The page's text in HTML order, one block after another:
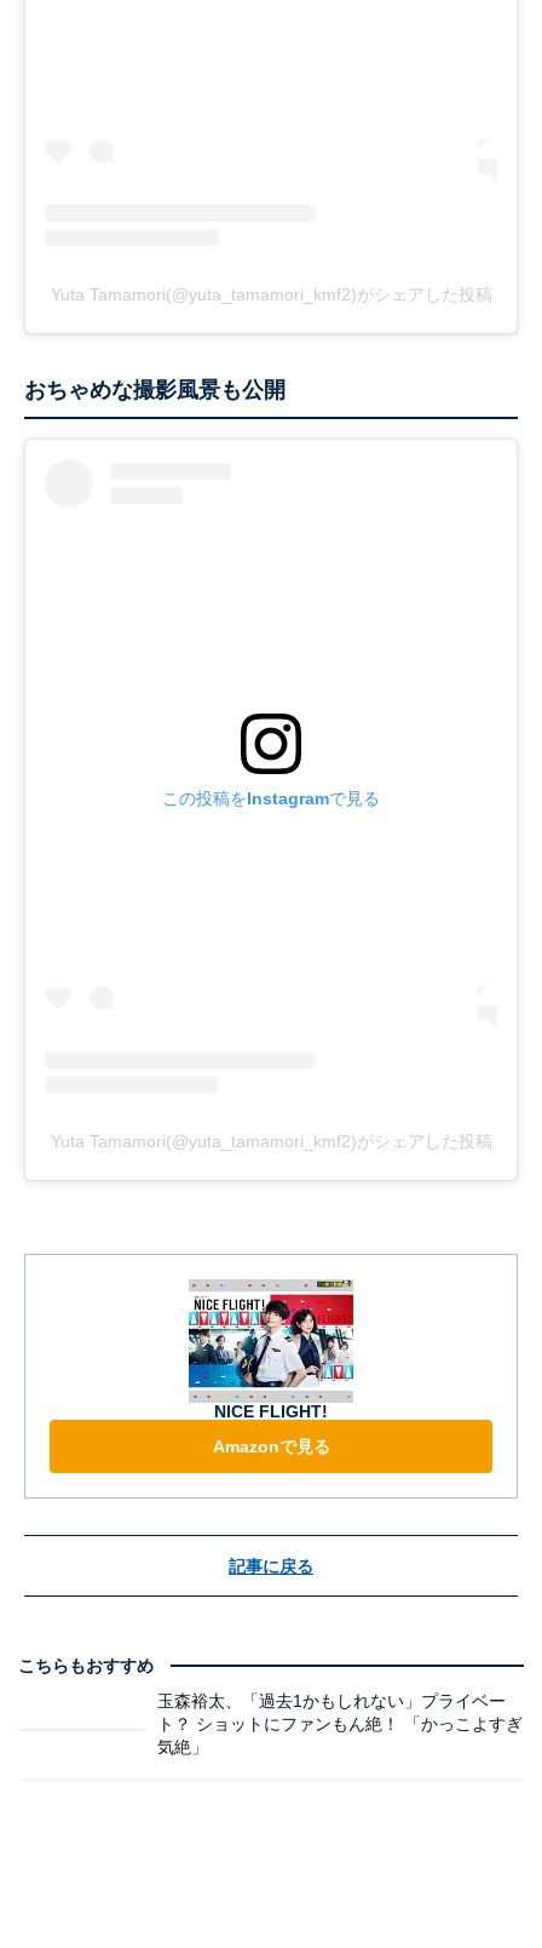
Yuta Tamamori(@yuta_tamamori_kmf2)がシェアした投稿
おちゃめな撮影風景も公開
この投稿をInstagramで見る
Yuta Tamamori(@yuta_tamamori_kmf2)がシェアした投稿
NICE FLIGHT!
Amazonで見る
記事に戻る
こちらもおすすめ
玉森裕太、「過去1かもしれない」プライベー
ト？ ショットにファンもん絶！ 「かっこよすぎ
気絶」